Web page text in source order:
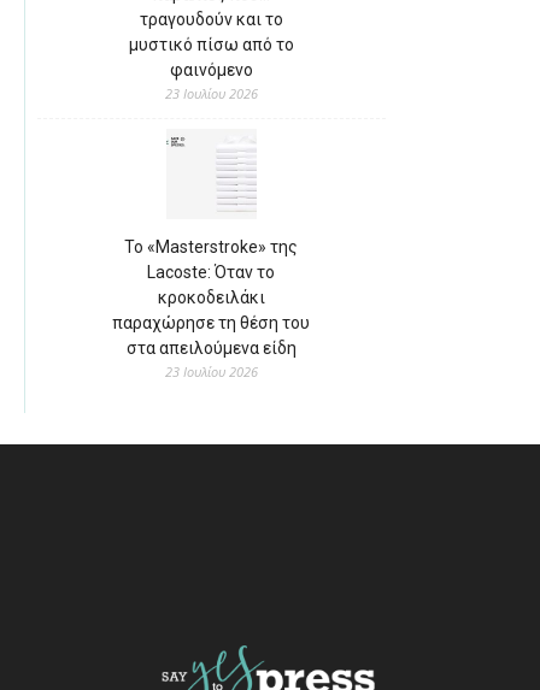
τραγουδούν και το
μυστικό πίσω από το
φαινόμενο
23 Ιουλίου 2026
Το «Masterstroke» της
Lacoste: Όταν το
κροκοδειλάκι
παραχώρησε τη θέση του
στα απειλούμενα είδη
23 Ιουλίου 2026